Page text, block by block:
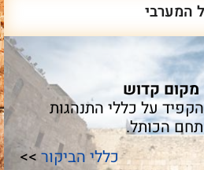
המערבי
מקום קדוש
על כללי התנהגות
הכותל.
כללי הביקור >>